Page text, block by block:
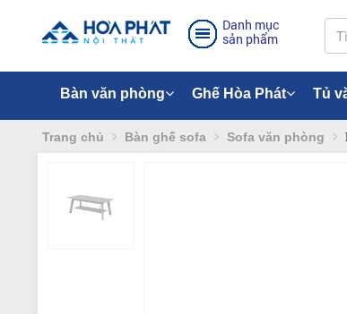
Danh mục
sản phẩm
Bàn văn phòng Ghế Hòa Phát Tủ
Trang chủ Bàn ghế sofa Sofa văn phòng